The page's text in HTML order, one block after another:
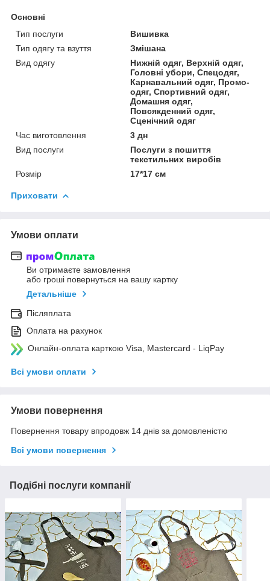
Основні
Тип послуги
Вишивка
Тип одягу та взуття
Змішана
Вид одягу
Нижній одяг, Верхній одяг,
Головні убори, Спецодяг,
Карнавальний одяг, Промо-
одяг, Спортивний одяг,
Домашня одяг,
Повсякденний одяг,
Сценічний одяг
Час виготовлення
3 дн
Вид послуги
Послуги з пошиття
текстильних виробів
Розмір
17*17 cм
Приховати
Умови оплати
Ви отримаєте замовлення
або гроші повернуться на вашу картку
Детальніше
Післяплата
Оплата на рахунок
Онлайн-оплата карткою Visa, Mastercard - LiqPay
Всі умови оплати
Умови повернення
Повернення товару впродовж 14 днів за домовленістю
Всі умови повернення
Подібні послуги компанії